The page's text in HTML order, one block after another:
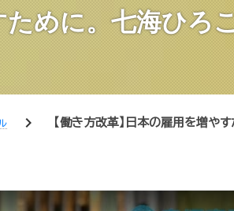
めに。七海ひろ
chevron_right
【働き方改革】日本の雇用を増や